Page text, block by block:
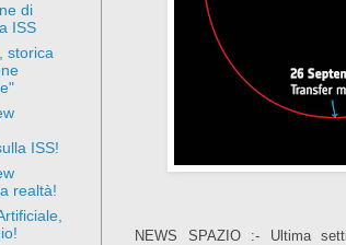
NEWS SPAZIO :- Ultima
di
ISS
storica
ISS!
realtà!